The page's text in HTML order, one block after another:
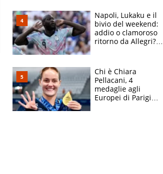
Napoli, Lukaku e il
bivio del weekend:
addio o clamoroso
ritorno da Allegri?
Chi è Chiara
Pellacani, 4
medaglie agli
Europei di Parigi